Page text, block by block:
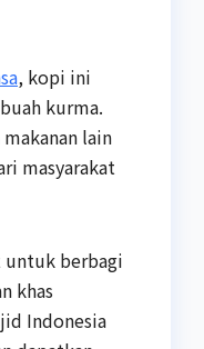
, kopi ini
kurma.
lain
masyarakat
berbagi
khas
Indonesia